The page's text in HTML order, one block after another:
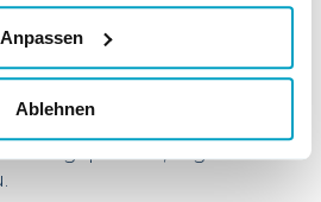
Anpassen
Ablehnen
rund 85 % der
verhindern,
des verlangten
von 150 Metern. «Das
zu tun, sondern